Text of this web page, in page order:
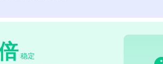
稳定